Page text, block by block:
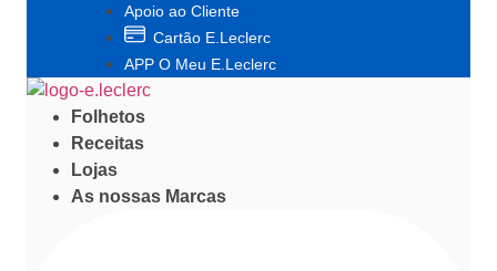
Apoio ao Cliente
Cartão E.Leclerc
APP O Meu E.Leclerc
Folhetos
Receitas
Lojas
As nossas Marcas